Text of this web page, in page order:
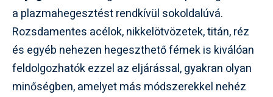
a plazmahegesztést rendkívül sokoldalúvá.
Rozsdamentes acélok, nikkelötvözetek, titán, réz
és egyéb nehezen hegeszthető fémek is kiválóan
feldolgozhatók ezzel az eljárással, gyakran olyan
minőségben, amelyet más módszerekkel nehéz